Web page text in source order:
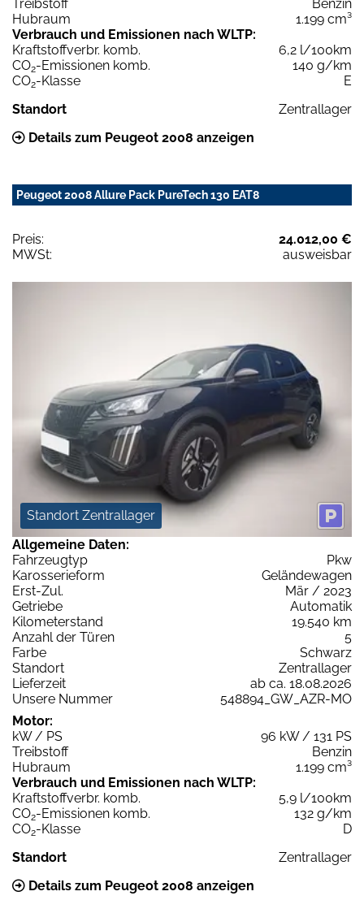
Treibstoff
Benzin
Hubraum
1.199 cm³
Verbrauch und Emissionen nach WLTP:
Kraftstoffverbr. komb.
6,2 l/100km
CO2-Emissionen komb.
140 g/km
CO2-Klasse
E
Standort
Zentrallager
Details zum Peugeot 2008 anzeigen
Peugeot 2008 Allure Pack PureTech 130 EAT8
Preis:
24.012,00 €
MWSt:
ausweisbar
Standort Zentrallager
Allgemeine Daten:
Fahrzeugtyp
Pkw
Karosserieform
Geländewagen
Erst-Zul.
Mär / 2023
Getriebe
Automatik
Kilometerstand
19.540 km
Anzahl der Türen
5
Farbe
Schwarz
Standort
Zentrallager
Lieferzeit
ab ca. 18.08.2026
Unsere Nummer
548894_GW_AZR-MO
Motor:
kW / PS
96 kW / 131 PS
Treibstoff
Benzin
Hubraum
1.199 cm³
Verbrauch und Emissionen nach WLTP:
Kraftstoffverbr. komb.
5,9 l/100km
CO2-Emissionen komb.
132 g/km
CO2-Klasse
D
Standort
Zentrallager
Details zum Peugeot 2008 anzeigen